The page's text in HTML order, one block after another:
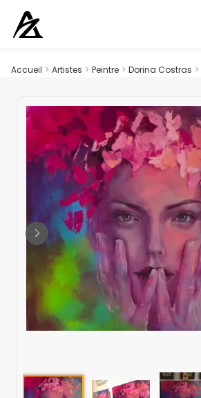
Accueil > Artistes > Peintre > Dorina Costras >